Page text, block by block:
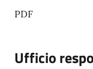
PDF
Ufficio